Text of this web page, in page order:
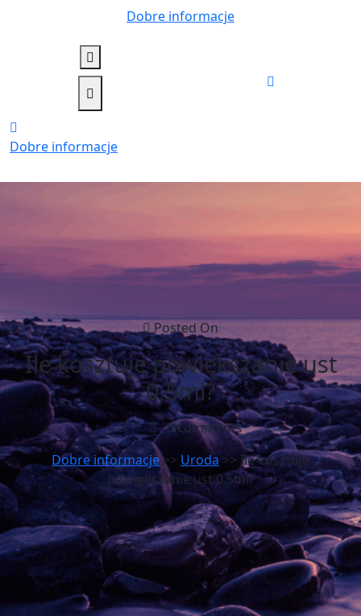
Dobre informacje
Dobre informacje
Posted On
Ile kosztuje powiększanie ust
0,5ml?
0 comments
Dobre informacje>>Uroda>> Ile kosztuje
powiększanie ust 0,5ml?